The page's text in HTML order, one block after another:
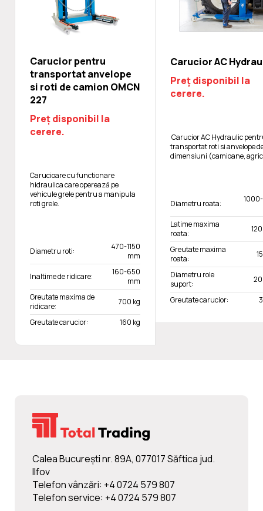
Carucior pentru
transportat anvelope
si roti de camion OMCN
227
Preț disponibil la
cerere.
Carucioare cu functionare
hidraulica care operează pe
vehicule grele pentru a manipula
roti grele.
Diametru roti:
470-1150
mm
Inaltime de ridicare:
160-650
mm
Greutate maxima de
ridicare:
700 kg
Greutate carucior: 160 kg
Carucior AC
Preț disponibil la
cerere.
Carucior AC Hydraulic
transportat roti si anvelope
dimensiuni (camioane,
Diametru roata:
Latime maxima
roata:
Greutate maxima
roata:
Diametru role
suport:
Greutate carucior:
Calea Bucureşti nr. 89A, 077017 Săftica jud.
Ilfov
Telefon vânzări: +4 0724 579 807
Telefon service: +4 0724 579 807